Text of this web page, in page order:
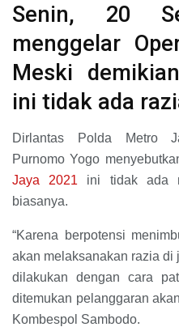
Senin, 20
menggelar
Meski
ini tidak ada
Dirlantas Polda Metro
Purnomo Yogo
Jaya 2021 ini tidak ada
biasanya.
“Karena berpotensi
akan melaksanakan razia
dilakukan dengan cara
ditemukan pelanggaran
Kombespol Sambodo.